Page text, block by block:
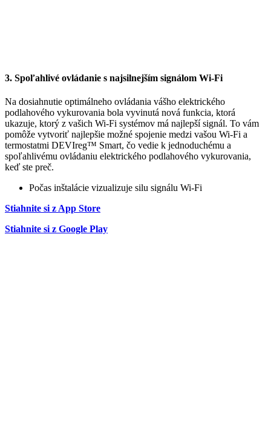
3. Spoľahlivé ovládanie s najsilnejším signálom Wi-Fi
Na dosiahnutie optimálneho ovládania vášho elektrického
podlahového vykurovania bola vyvinutá nová funkcia, ktorá
ukazuje, ktorý z vašich Wi-Fi systémov má najlepší signál. To vám
pomôže vytvoriť najlepšie možné spojenie medzi vašou Wi-Fi a
termostatmi DEVIreg™ Smart, čo vedie k jednoduchému a
spoľahlivému ovládaniu elektrického podlahového vykurovania,
keď ste preč.
Počas inštalácie vizualizuje silu signálu Wi-Fi
Stiahnite si z App Store
Stiahnite si z Google Play